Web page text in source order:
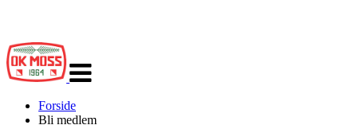
navigasjon
Forside
Bli medlem